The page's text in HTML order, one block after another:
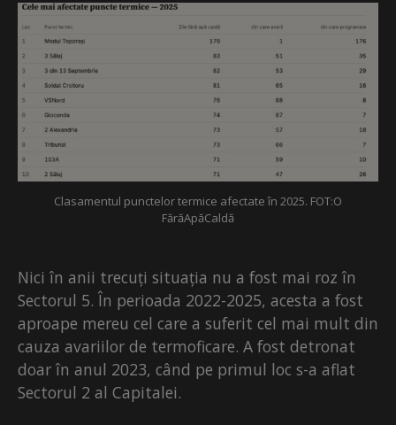
Clasamentul punctelor termice afectate în 2025. FOT:O
FărăApăCaldă
Nici în anii trecuți situația nu a fost mai roz în
Sectorul 5. În perioada 2022-2025, acesta a fost
aproape mereu cel care a suferit cel mai mult din
cauza avariilor de termoficare. A fost detronat
doar în anul 2023, când pe primul loc s-a aflat
Sectorul 2 al Capitalei.